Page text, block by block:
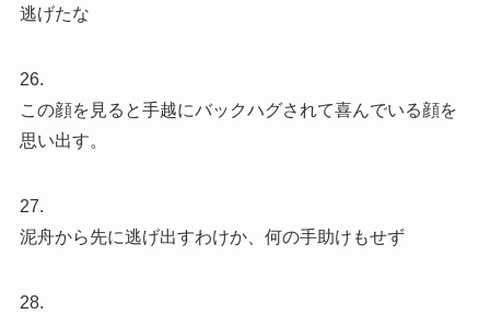
逃げたな
26.
この顔を見ると手越にバックハグされて喜んでいる顔を
思い出す。
27.
泥舟から先に逃げ出すわけか、何の手助けもせず
28.